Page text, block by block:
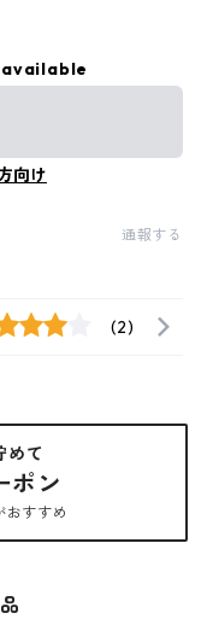
向け
通報する
(2)
めて
ポン
おすすめ